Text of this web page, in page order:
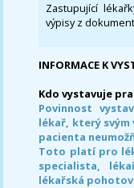
Zastupující
výpisy z
INFORMACE K
Kdo vystavuje
Povinnost
lékař, který
pacienta
Toto platí pro
specialista,
lékařská